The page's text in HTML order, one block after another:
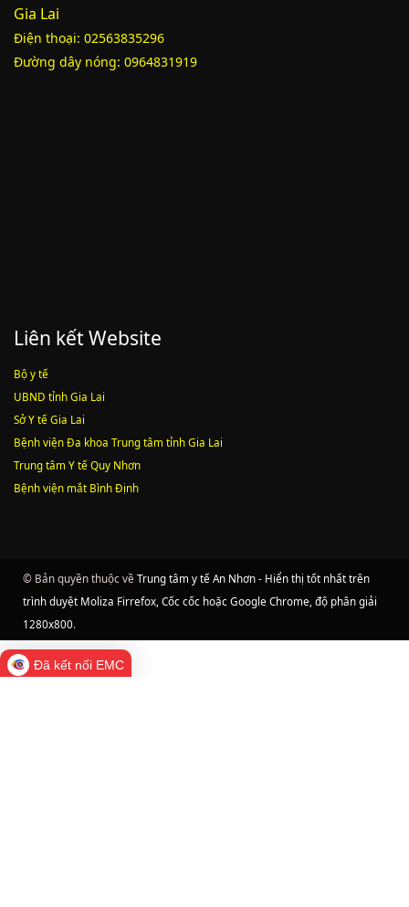
Gia Lai
Điện thoại: 02563835296
Đường dây nóng: 0964831919
Liên kết Website
Bộ y tế
UBND tỉnh Gia Lai
Sở Y tế Gia Lai
Bệnh viện Đa khoa Trung tâm tỉnh Gia Lai
Trung tâm Y tế Quy Nhơn
Bệnh viện mắt Bình Định
© Bản quyền thuộc về Trung tâm y tế An Nhơn - Hiển thị tốt nhất trên
trình duyệt Moliza Firrefox, Cốc cốc hoặc Google Chrome, độ phân giải
1280x800.
Đã kết nối EMC